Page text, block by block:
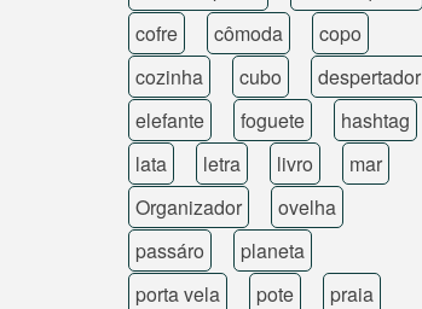
cofre
cômoda
copo
cozinha
cubo
despertador
elefante
foguete
hashtag
lata
letra livro
mar
Organizador
ovelha
passáro
planeta
porta vela
pote
praia